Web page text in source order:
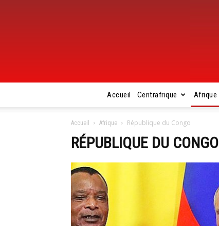
Accueil Centrafrique Afrique
Accueil Afrique République du Congo
RÉPUBLIQUE DU CONGO